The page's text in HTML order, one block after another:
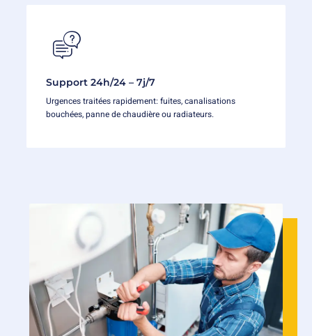
Support 24h/24 – 7j/7
Urgences traitées rapidement: fuites, canalisations
bouchées, panne de chaudière ou radiateurs.